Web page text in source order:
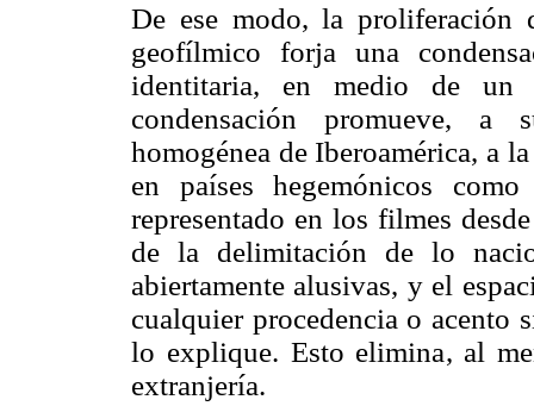
De ese modo, la proliferación
geofílmico forja una
identitaria, en medio de un
condensación promueve, a
homogénea de Iberoamérica, a
en países hegemónicos
representado en los filmes
de la delimitación de lo
abiertamente alusivas, y el
cualquier procedencia o acento
lo explique. Esto elimina, al
extranjería.